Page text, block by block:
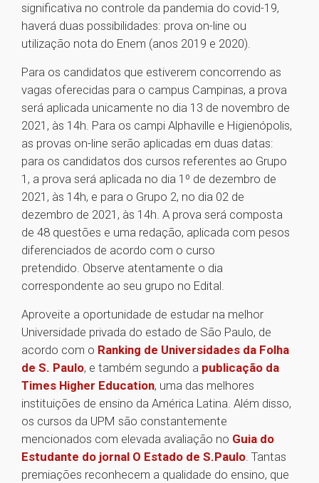
significativa no controle da pandemia do covid-19,
haverá duas possibilidades: prova on-line ou
utilização nota do Enem (anos 2019 e 2020).
Para os candidatos que estiverem concorrendo as
vagas oferecidas para o campus Campinas, a prova
será aplicada unicamente no dia 13 de novembro de
2021, às 14h. Para os campi Alphaville e Higienópolis,
as provas on-line serão aplicadas em duas datas:
para os candidatos dos cursos referentes ao Grupo
1, a prova será aplicada no dia 1º de dezembro de
2021, às 14h, e para o Grupo 2, no dia 02 de
dezembro de 2021, às 14h. A prova será composta
de 48 questões e uma redação, aplicada com pesos
diferenciados de acordo com o curso
pretendido. Observe atentamente o dia
correspondente ao seu grupo no Edital.
Aproveite a oportunidade de estudar na melhor
Universidade privada do estado de São Paulo, de
acordo com o Ranking de Universidades da Folha
de S. Paulo, e também segundo a publicação da
Times Higher Education, uma das melhores
instituições de ensino da América Latina. Além disso,
os cursos da UPM são constantemente
mencionados com elevada avaliação no Guia do
Estudante do jornal O Estado de S.Paulo. Tantas
premiações reconhecem a qualidade do ensino, que